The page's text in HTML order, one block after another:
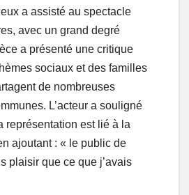
a assisté au spectacle
avec un grand degré
a présenté une critique
sociaux et des familles
de nombreuses
L’acteur a souligné
représentation est lié à la
ajoutant : « le public de
plaisir que ce que j’avais